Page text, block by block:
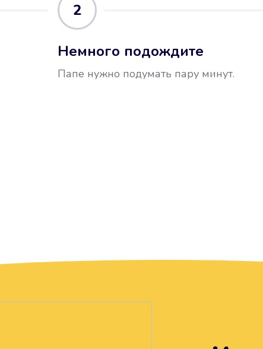
2
Немного подождите
Папе нужно подумать пару минут.